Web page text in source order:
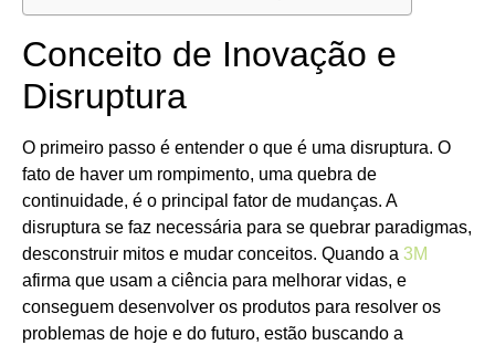
Conceito de Inovação e
Disruptura
O primeiro passo é entender o que é uma disruptura. O
fato de haver um rompimento, uma quebra de
continuidade, é o principal fator de mudanças. A
disruptura se faz necessária para se quebrar paradigmas,
desconstruir mitos e mudar conceitos. Quando a 3M
afirma que usam a ciência para melhorar vidas, e
conseguem desenvolver os produtos para resolver os
problemas de hoje e do futuro, estão buscando a